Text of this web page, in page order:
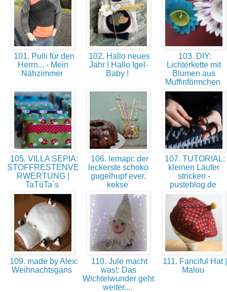
101. Pulli für den
Herrn... - Mein
Nähzimmer
102. Hallo neues
Jahr ! Hallo Igel-
Baby !
103. DIY:
Lichterkette mit
Blumen aus
Muffinförmchen
105. VILLA SEPIA:
STOFFRESTENVE
RWERTUNG |
TaTüTa`s
106. lemapi: der
leckerste schoko
gugelhupf ever,
kekse
107. TUTORIAL:
kleinen Läufer
stricken -
pusteblog.de
109. made by Alex:
Weihnachtsgans
110. Jule macht
was!: Das
Wichtelwunder geht
weiter....
111. Fanciful Hat |
Malou